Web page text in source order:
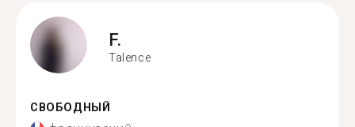
F.
Talence
СВОБОДНЫЙ